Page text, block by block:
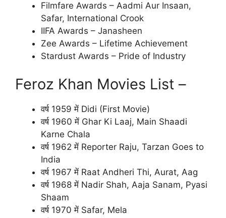
Filmfare Awards – Aadmi Aur Insaan,
Safar, International Crook
IIFA Awards – Janasheen
Zee Awards – Lifetime Achievement
Stardust Awards – Pride of Industry
Feroz Khan Movies List –
वर्ष 1959 में Didi (First Movie)
वर्ष 1960 में Ghar Ki Laaj, Main Shaadi
Karne Chala
वर्ष 1962 में Reporter Raju, Tarzan Goes to
India
वर्ष 1967 में Raat Andheri Thi, Aurat, Aag
वर्ष 1968 में Nadir Shah, Aaja Sanam, Pyasi
Shaam
वर्ष 1970 में Safar, Mela